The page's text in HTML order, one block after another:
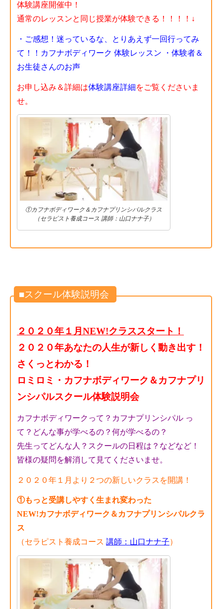
体験講座開催中！
通常のレッスンと同じ授業が体験できる！！！！ ↓
・ご感想！迷っているな、とりあえず一回行ってみ
て！！カフナボディワーク 体験レッスン
・体験者＆
お生徒さんのお声
お申し込み＆詳細は体験講座詳細をご覧くださいま
せ。
①カフナボディワーク＆カフナプリンシパルクラス
（セラピスト養成コース 講師：山口ナナ子）
■スクール体験説明会
２０２０年１月NEW!クラススタート！
２０２０年あなたの人生が新しく動き出す！
さくっとわかる！
ロミロミ・カフナボディワーク＆カフナプリ
ンシパルスクール体験説明会
カフナボディワークって？カフナプリンシパル っ
て？どんな事が学べるの？何が学べるの？
先生ってどんな人？スクールの日程は？などなど！
皆様の疑問を解消して見てくださいませ。
２０２０年１月より２つの新しいクラスを開講！
①もっと受講しやすく生まれ変わった
NEW!カフナボディワーク＆カフナプリンシパルクラ
ス
（セラピスト養成コース 講師：山口ナナ子）